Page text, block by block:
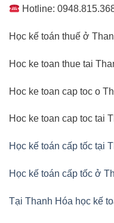
Hotline:
Học kế toán thuế ở
Hoc ke toan thue tai
Hoc ke toan cap toc o
Hoc ke toan cap toc tai
Học kế toán cấp tốc tại
Học kế toán cấp tốc ở
Tại Thanh Hóa học kế